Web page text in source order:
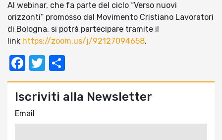
Al webinar, che fa parte del ciclo “Verso nuovi
orizzonti” promosso dal Movimento Cristiano Lavoratori
di Bologna, si potrà partecipare tramite il
link https://zoom.us/j/92127094658.
Facebook
Twitter
Iscriviti alla Newsletter
Email